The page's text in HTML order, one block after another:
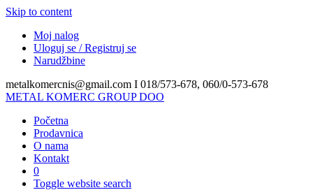
Skip to content
Moj nalog
Uloguj se / Registruj se
Narudžbine
metalkomercnis@gmail.com I 018/573-678, 060/0-573-678
METAL KOMERC GROUP DOO
Početna
Prodavnica
O nama
Kontakt
0
Toggle website search